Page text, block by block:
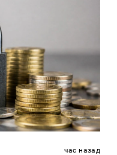
час назад